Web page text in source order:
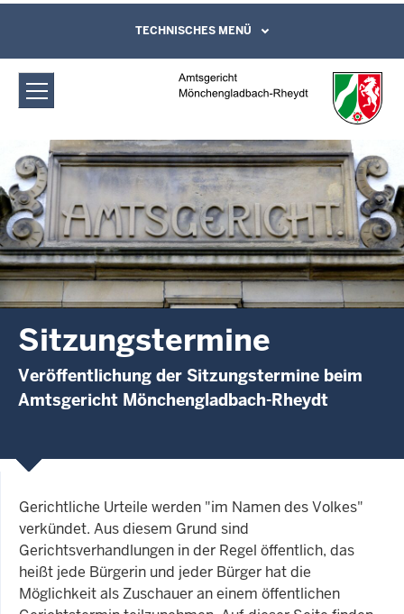
Amtsgericht Mönchengladbach-
Rheydt: Sitzungstermine
Direkt zum Inhalt
Leichte Sprache, Gebärdensprachenvideo
und Kontaktformular
TECHNISCHES MENÜ
Sitzungstermine
Veröffentlichung der Sitzungstermine beim
Amtsgericht Mönchengladbach-Rheydt
Gerichtliche Urteile werden "im Namen des Volkes"
verkündet. Aus diesem Grund sind
Gerichtsverhandlungen in der Regel öffentlich, das
heißt jede Bürgerin und jeder Bürger hat die
Möglichkeit als Zuschauer an einem öffentlichen